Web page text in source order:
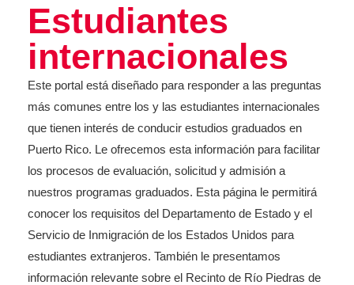
Estudiantes
internacionales
Este portal está diseñado para responder a las preguntas
más comunes entre los y las estudiantes internacionales
que tienen interés de conducir estudios graduados en
Puerto Rico. Le ofrecemos esta información para facilitar
los procesos de evaluación, solicitud y admisión a
nuestros programas graduados. Esta página le permitirá
conocer los requisitos del Departamento de Estado y el
Servicio de Inmigración de los Estados Unidos para
estudiantes extranjeros. También le presentamos
información relevante sobre el Recinto de Río Piedras de